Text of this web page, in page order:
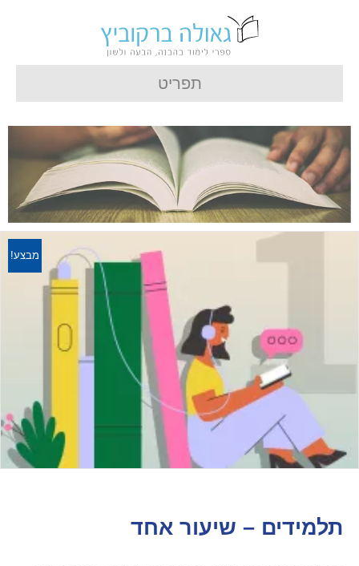
תפריט
מבצע!
תלמידים – שיעור אחד